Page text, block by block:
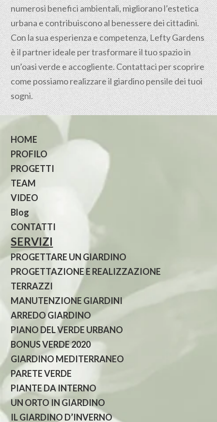
numerosi benefici ambientali, migliorano l’estetica
urbana e contribuiscono al benessere dei cittadini.
Con la sua esperienza e competenza, Lefty Gardens
è il partner ideale per trasformare il tuo spazio in
un’oasi verde e accogliente. Contattaci per scoprire
come possiamo realizzare il giardino pensile dei tuoi
sogni.
HOME
PROFILO
PROGETTI
TEAM
VIDEO
Blog
CONTATTI
SERVIZI
PROGETTARE UN GIARDINO
PROGETTAZIONE E REALIZZAZIONE
TERRAZZI
MANUTENZIONE GIARDINI
ARREDO GIARDINO
PIANO DEL VERDE URBANO
BONUS VERDE 2020
GIARDINO MEDITERRANEO
PARETE VERDE
PIANTE DA INTERNO
UN ORTO IN GIARDINO
IL GIARDINO D’INVERNO